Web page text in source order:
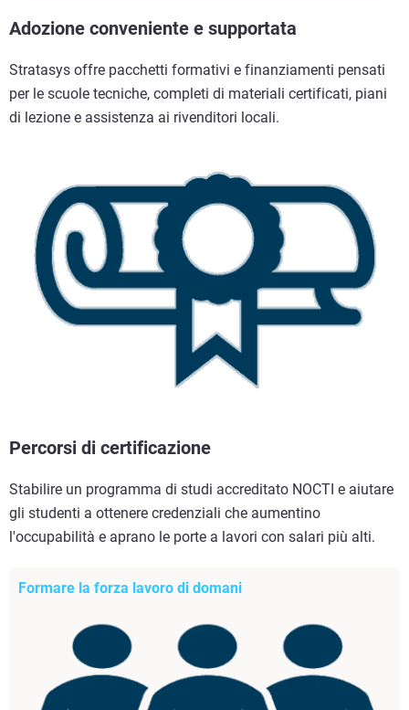
Adozione conveniente e supportata
Stratasys offre pacchetti formativi e finanziamenti pensati
per le scuole tecniche, completi di materiali certificati, piani
di lezione e assistenza ai rivenditori locali.
Percorsi di certificazione
Stabilire un programma di studi accreditato NOCTI e aiutare
gli studenti a ottenere credenziali che aumentino
l'occupabilità e aprano le porte a lavori con salari più alti.
Formare la forza lavoro di domani